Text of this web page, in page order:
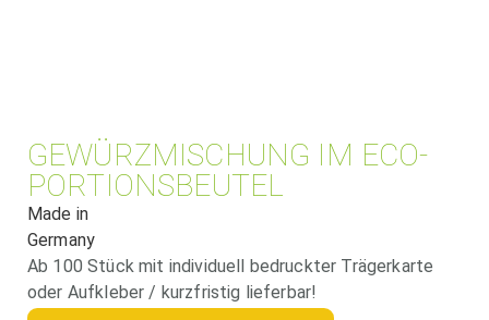
GEWÜRZMISCHUNG IM ECO-
PORTIONSBEUTEL
Made in
Germany
Ab 100 Stück mit individuell bedruckter Trägerkarte
oder Aufkleber / kurzfristig lieferbar!